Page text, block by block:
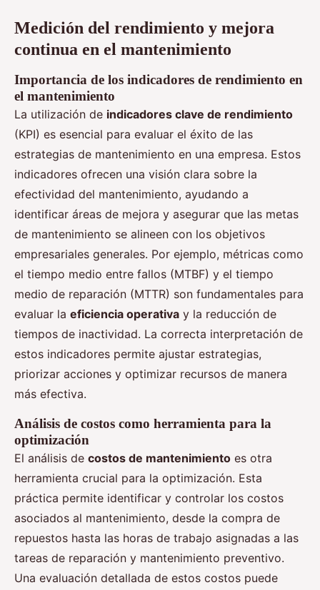
Medición del rendimiento y mejora
continua en el mantenimiento
Importancia de los indicadores de rendimiento en
el mantenimiento
La utilización de indicadores clave de rendimiento
(KPI) es esencial para evaluar el éxito de las
estrategias de mantenimiento en una empresa. Estos
indicadores ofrecen una visión clara sobre la
efectividad del mantenimiento, ayudando a
identificar áreas de mejora y asegurar que las metas
de mantenimiento se alineen con los objetivos
empresariales generales. Por ejemplo, métricas como
el tiempo medio entre fallos (MTBF) y el tiempo
medio de reparación (MTTR) son fundamentales para
evaluar la eficiencia operativa y la reducción de
tiempos de inactividad. La correcta interpretación de
estos indicadores permite ajustar estrategias,
priorizar acciones y optimizar recursos de manera
más efectiva.
Análisis de costos como herramienta para la
optimización
El análisis de costos de mantenimiento es otra
herramienta crucial para la optimización. Esta
práctica permite identificar y controlar los costos
asociados al mantenimiento, desde la compra de
repuestos hasta las horas de trabajo asignadas a las
tareas de reparación y mantenimiento preventivo.
Una evaluación detallada de estos costos puede